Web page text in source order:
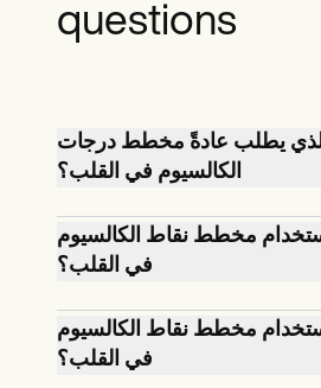
questions
يطلب عادةً مخطط درجات
الكالسيوم في القلب؟
الطبيون درجة الكالسيوم
الذين هم جزء من السكان
للخطر والذين لا تظهر عليهم
لا تقدر بثمن لإجراء تنبؤات
حدوث أحداث متعلقة بالقلب
مخطط نقاط الكالسيوم
في القلب؟
درجات الكالسيوم في القلب
نتائج الفحص بالأشعة المقطعية
إصابة القلب في المستقبل.
مخطط نقاط الكالسيوم
في القلب؟